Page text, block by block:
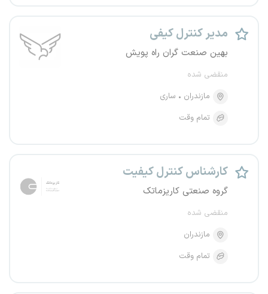
مدیر کنترل کیفی
بهین صنعت گران راه پویش
منقضی شده
مازندران
ساری
تمام وقت
کارشناس کنترل کیفیت
گروه صنعتی کاریزماتک
منقضی شده
مازندران
تمام وقت